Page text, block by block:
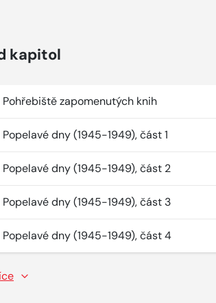
kapitol
Pohřebiště zapomenutých knih
Popelavé dny (1945-1949), část 1
Popelavé dny (1945-1949), část 2
Popelavé dny (1945-1949), část 3
Popelavé dny (1945-1949), část 4